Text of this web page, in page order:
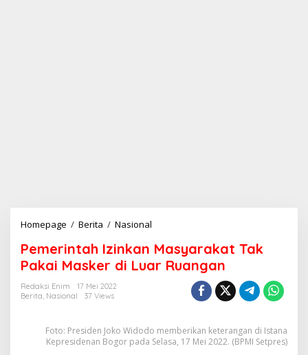
Homepage / Berita / Nasional
m
e
r
h
I
Pemerintah Izinkan Masyarakat Tak
Pakai Masker di Luar Ruangan
Redaksi Enim
17 Mei 2022
Berita, Nasional 37 Views
Foto: Presiden Joko Widodo memberikan keterangan di Istana
Kepresidenan Bogor pada Selasa, 17 Mei 2022. (BPMI Setpres)